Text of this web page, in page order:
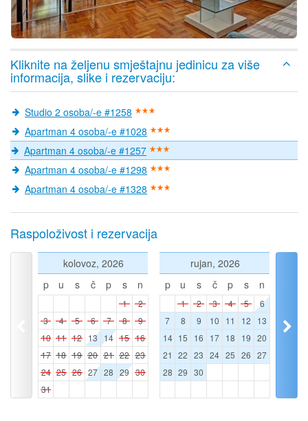
Kliknite na željenu smještajnu jedinicu za više
informacija, slike i rezervaciju:
Studio 2 osoba/-e #1258
Apartman 4 osoba/-e #1028
Apartman 4 osoba/-e #1257
Apartman 4 osoba/-e #1298
Apartman 4 osoba/-e #1328
Raspoloživost i rezervacija
kolovoz, 2026
p
u s č p s n
1
2
3
4 5 6 7 8
9
10 11 12 13 14 15 16
17 18 19 20 21 22 23
24 25 26 27 28 29 30
31
rujan, 2026
p
u s č p s n
1 2 3 4 5
6
7
8 9 10 11 12
13
14 15 16 17 18 19 20
21 22 23 24 25 26 27
28 29 30